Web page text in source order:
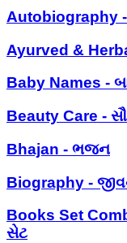
Autobiography
Ayurved &
Baby Names -
Beauty Care -
Bhajan - ભજન
Biography -
Books Set
સેટ